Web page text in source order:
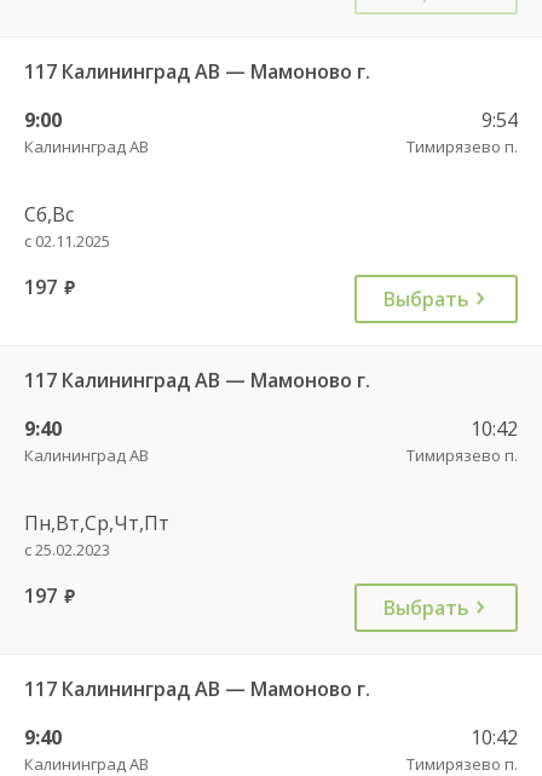
117 Калининград АВ — Мамоново г.
9:00
Калининград АВ
9:54
Тимирязево п.
Сб,Вс
с 02.11.2025
197 руб. Выбрать
117 Калининград АВ — Мамоново г.
9:40
Калининград АВ
10:42
Тимирязево п.
Пн,Вт,Ср,Чт,Пт
с 25.02.2023
197 руб. Выбрать
117 Калининград АВ — Мамоново г.
9:40
Калининград АВ
10:42
Тимирязево п.